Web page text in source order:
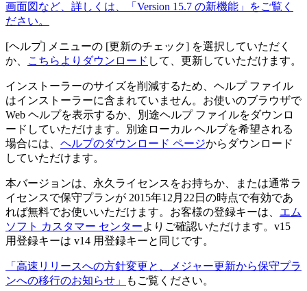
画面図など、詳しくは、「Version 15.7 の新機能」をご覧く
ださい。
[ヘルプ] メニューの [更新のチェック] を選択していただく
か、
こちらよりダウンロード して、更新していただけます。
インストーラーのサイズを削減するため、ヘルプ ファイル
はインストーラーに含まれていません。お使いのブラウザで
Web ヘルプを表示するか、別途ヘルプ ファイルをダウンロ
ードしていただけます。別途ローカル ヘルプを希望される
場合には、 ヘルプのダウンロード ページからダウンロード
していただけます。
本バージョンは、永久ライセンスをお持ちか、または通常ラ
イセンスで保守プランが 2015年12月22日の時点で有効であ
れば無料でお使いいただけます。お客様の登録キーは、 エム
ソフト カスタマー センターよりご確認いただけます。v15
用登録キーは v14 用登録キーと同じです。
「高速リリースへの方針変更と、メジャー更新から保守プラ
ンへの移行のお知らせ」
もご覧ください。